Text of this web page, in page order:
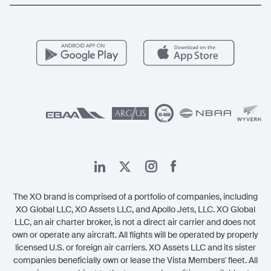
عروض حصرية
للمشغلين
The XO brand is comprised of a portfolio of companies, including
XO Global LLC, XO Assets LLC, and Apollo Jets, LLC. XO Global
LLC, an air charter broker, is not a direct air carrier and does not
own or operate any aircraft. All flights will be operated by properly
licensed U.S. or foreign air carriers. XO Assets LLC and its sister
companies beneficially own or lease the Vista Members' fleet. All